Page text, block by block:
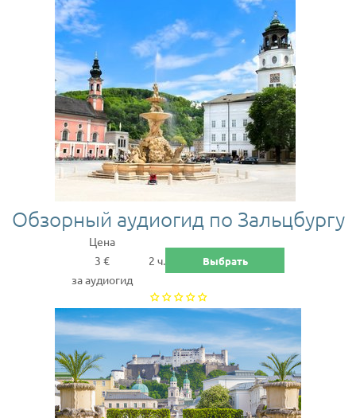
Обзорный аудиогид по Зальцбургу
Цена
3 €
за аудиогид
2 ч. Выбрать